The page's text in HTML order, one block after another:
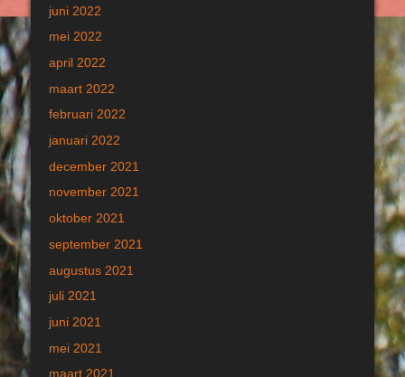
juni 2022
mei 2022
april 2022
maart 2022
februari 2022
januari 2022
december 2021
november 2021
oktober 2021
september 2021
augustus 2021
juli 2021
juni 2021
mei 2021
maart 2021